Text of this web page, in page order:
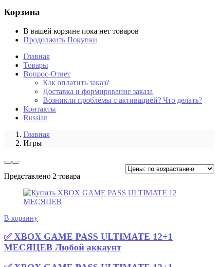
Корзина
В вашей корзине пока нет товаров
Продолжить Покупки
Главная
Товары
Вопрос-Ответ
Как оплатить заказ?
Доставка и формирование заказа
Возникли проблемы с активацией? Что делать?
Контакты
Russian
Главная
Игры
Представлено 2 товара
В корзину
✅ XBOX GAME PASS ULTIMATE 12+1
МЕСЯЦЕВ Любой аккаунт